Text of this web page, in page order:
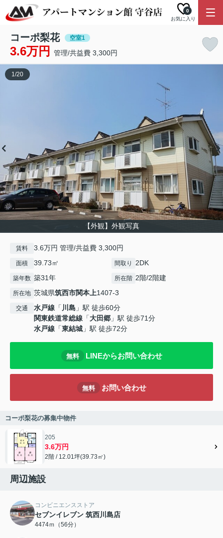
お気に入り
0
コーポ梨花 空室1
3.6万円 管理/共益費 3,300円
【外観】外観写真
1/20
賃料 3.6万円 管理/共益費 3,300円
面積 39.73㎡ 間取り 2DK
築年数 築31年 所在階 2階/2階建
所在地 茨城県筑西市関本上1407-3
交通 水戸線 「 川島 」駅 徒歩60分
関東鉄道常総線 「大田郷 」駅 徒歩71分
水戸線 「東結城 」駅 徒歩72分
無料 LINEからお問い合わせ
無料 お問い合わせ
コーポ梨花の募集中物件
205
3.6万円
2階 / 12.01坪(39.73㎡)
周辺施設
コンビニエンスストア
セブンイレブン 筑西川島店
4474ｍ（56分）